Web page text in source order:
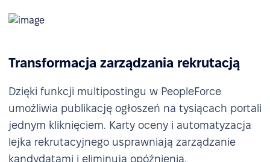
Transformacja zarządzania rekrutacją
Dzięki funkcji multipostingu w PeopleForce
umożliwia publikację ogłoszeń na tysiącach portali
jednym kliknięciem. Karty oceny i automatyzacja
lejka rekrutacyjnego usprawniają zarządzanie
kandydatami i eliminują opóźnienia.